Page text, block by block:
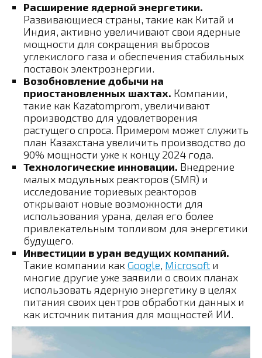
Расширение ядерной энергетики.
Развивающиеся страны, такие как Китай и
Индия, активно увеличивают свои ядерные
мощности для сокращения выбросов
углекислого газа и обеспечения стабильных
поставок электроэнергии​.
Возобновление добычи на
приостановленных шахтах. Компании,
такие как Kazatomprom, увеличивают
производство для удовлетворения
растущего спроса. Примером может служить
план Казахстана увеличить производство до
90% мощности уже к концу 2024 года.
Технологические инновации. Внедрение
малых модульных реакторов (SMR) и
исследование ториевых реакторов
открывают новые возможности для
использования урана, делая его более
привлекательным топливом для энергетики
будущего.
Инвестиции в уран ведущих компаний.
Такие компании как Google, Microsoft и
многие другие уже заявили о своих планах
использовать ядерную энергетику в целях
питания своих центров обработки данных и
как источник питания для мощностей ИИ.